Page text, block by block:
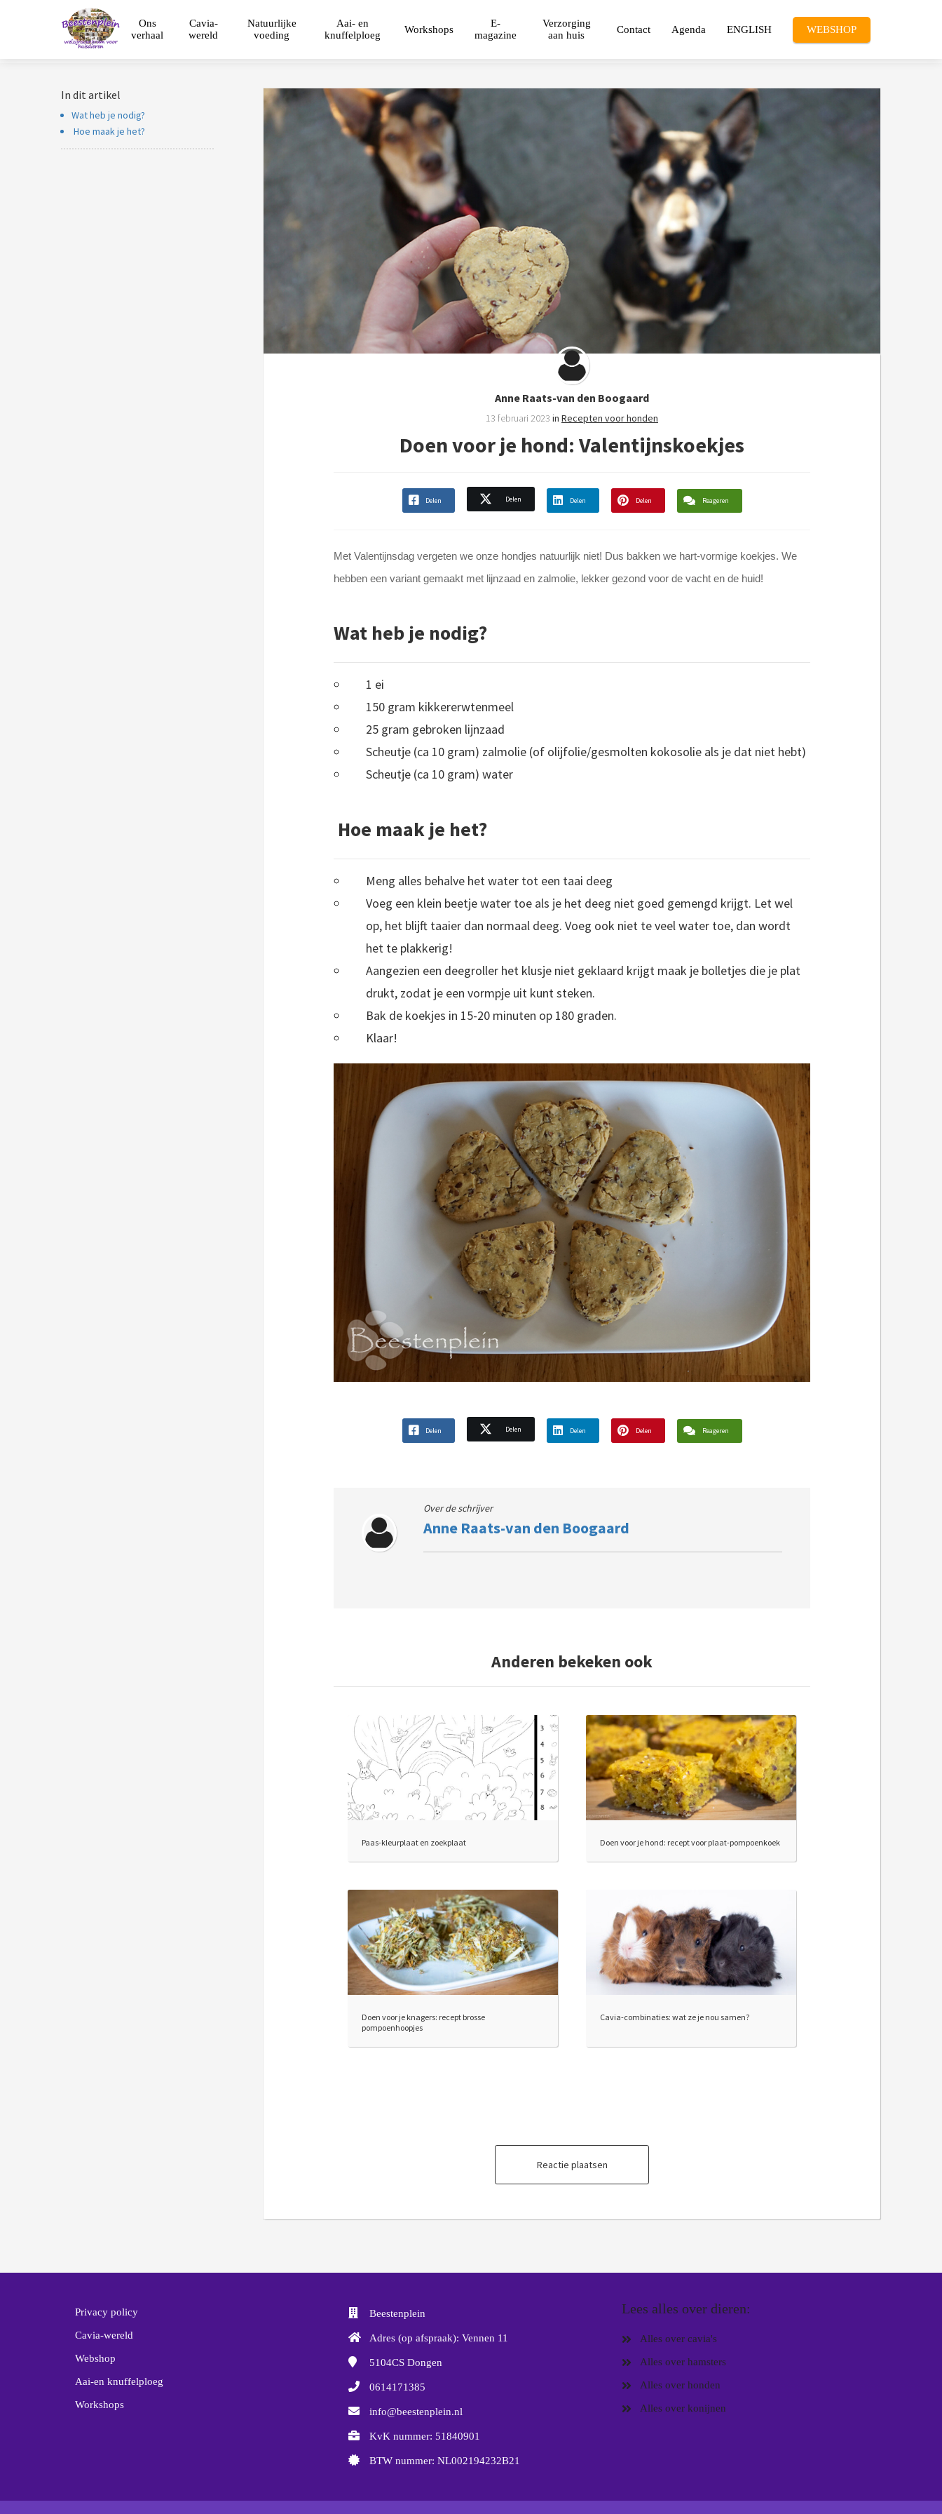
Ons
verhaal
Cavia-
wereld
Natuurlijke
voeding
Aai- en
knuffelploeg
Workshops
E-
magazine
Verzorging
aan huis
Contact Agenda ENGLISH WEBSHOP
In dit artikel
Wat heb je nodig?
Hoe maak je het?
Anne Raats-van den Boogaard
13 februari 2023 in Recepten voor honden
Doen voor je hond: Valentijnskoekjes
Delen Delen Delen Delen Reageren
Met Valentijnsdag vergeten we onze hondjes natuurlijk niet! Dus bakken we hart-vormige koekjes. We
hebben een variant gemaakt met lijnzaad en zalmolie, lekker gezond voor de vacht en de huid!
Wat heb je nodig?
1 ei
150 gram kikkererwtenmeel
25 gram gebroken lijnzaad
Scheutje (ca 10 gram) zalmolie (of olijfolie/gesmolten kokosolie als je dat niet hebt)
Scheutje (ca 10 gram) water
Hoe maak je het?
Meng alles behalve het water tot een taai deeg
Voeg een klein beetje water toe als je het deeg niet goed gemengd krijgt. Let wel
op, het blijft taaier dan normaal deeg. Voeg ook niet te veel water toe, dan wordt
het te plakkerig!
Aangezien een deegroller het klusje niet geklaard krijgt maak je bolletjes die je plat
drukt, zodat je een vormpje uit kunt steken.
Bak de koekjes in 15-20 minuten op 180 graden.
Klaar!
Delen Delen Delen Delen Reageren
Over de schrijver
Anne Raats-van den Boogaard
Anderen bekeken ook
Paas-kleurplaat en zoekplaat Doen voor je hond: recept voor plaat-pompoenkoek
Doen voor je knagers: recept brosse
pompoenhoopjes
Cavia-combinaties: wat ze je nou samen?
Reactie plaatsen
Privacy policy
Cavia-wereld
Webshop
Aai-en knuffelploeg
Workshops
Beestenplein
Adres (op afspraak): Vennen 11
5104CS Dongen
0614171385
info@beestenplein.nl
KvK nummer: 51840901
BTW nummer: NL002194232B21
Lees alles over dieren:
Alles over cavia's
Alles over hamsters
Alles over honden
Alles over konijnen